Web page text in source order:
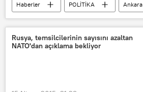
Haberler POLİTİKA
Ankara
Moskova
Sergey Sobyanin
Melih Gökçek
Rusya, temsilcilerinin sayısını azaltan
NATO'dan açıklama bekliyor